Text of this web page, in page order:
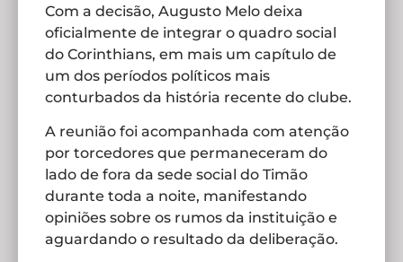
Com a decisão, Augusto Melo deixa
oficialmente de integrar o quadro social
do Corinthians, em mais um capítulo de
um dos períodos políticos mais
conturbados da história recente do clube.
A reunião foi acompanhada com atenção
por torcedores que permaneceram do
lado de fora da sede social do Timão
durante toda a noite, manifestando
opiniões sobre os rumos da instituição e
aguardando o resultado da deliberação.